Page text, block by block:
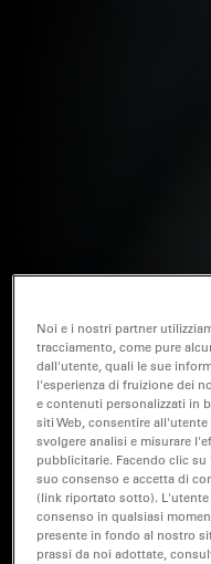
Noi e i nostri partner
tracciamento, come pure
dall'utente, quali le sue
l'esperienza di fruizione dei
e contenuti personalizzati in
siti Web, consentire
svolgere analisi e misurare
pubblicitarie. Facendo clic
suo consenso e accetta di
(link riportato sotto).
consenso in qualsiasi
presente in fondo al nostro
prassi da noi adottate,